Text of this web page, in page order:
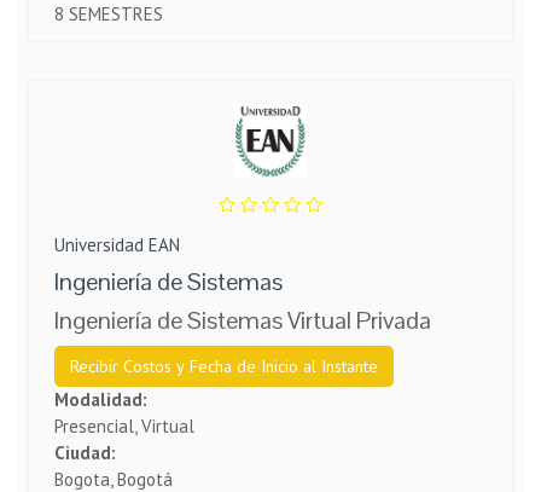
8 SEMESTRES
Universidad EAN
Ingeniería de Sistemas
Ingeniería de Sistemas Virtual Privada
Recibir Costos y Fecha de Inicio al Instante
Modalidad:
Presencial, Virtual
Ciudad:
Bogota, Bogotá